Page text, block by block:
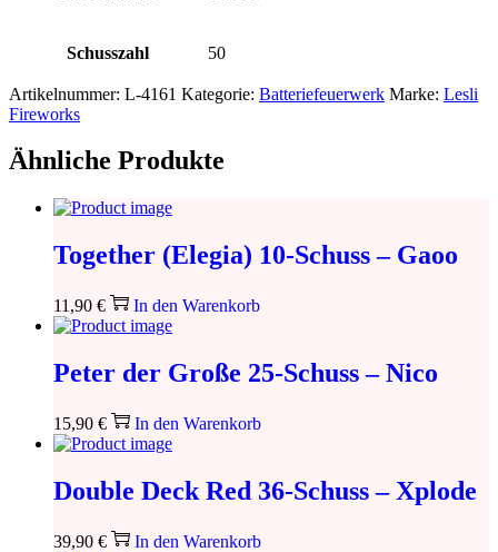
Schusszahl 50
Artikelnummer: L-4161 Kategorie: Batteriefeuerwerk Marke: Lesli
Fireworks
Ähnliche Produkte
Together (Elegia) 10-Schuss – Gaoo
11,90 € In den Warenkorb
Peter der Große 25-Schuss – Nico
15,90 € In den Warenkorb
Double Deck Red 36-Schuss – Xplode
39,90 € In den Warenkorb